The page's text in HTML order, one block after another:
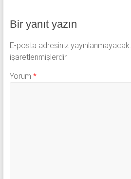
Bir yanıt yazın
E-posta adresiniz yayınlanmayacak.
işaretlenmişlerdir
Yorum *